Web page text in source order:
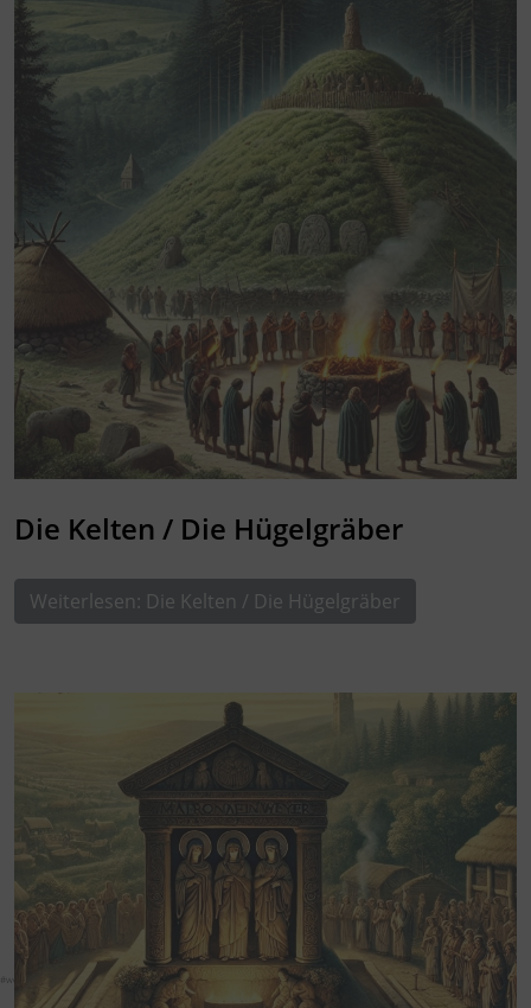
#weyer_eifel
Die Kelten / Die Hügelgräber
Weiterlesen: Die Kelten / Die Hügelgräber